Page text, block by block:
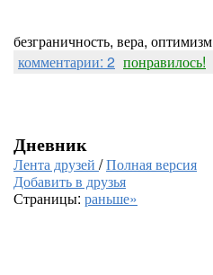
безграничность, вера, оптимизм
комментарии: 2 понравилось!
Дневник
Лента друзей /Полная версия
Добавить в друзья
Страницы: раньше»